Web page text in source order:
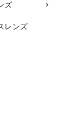
ズ
レンズ